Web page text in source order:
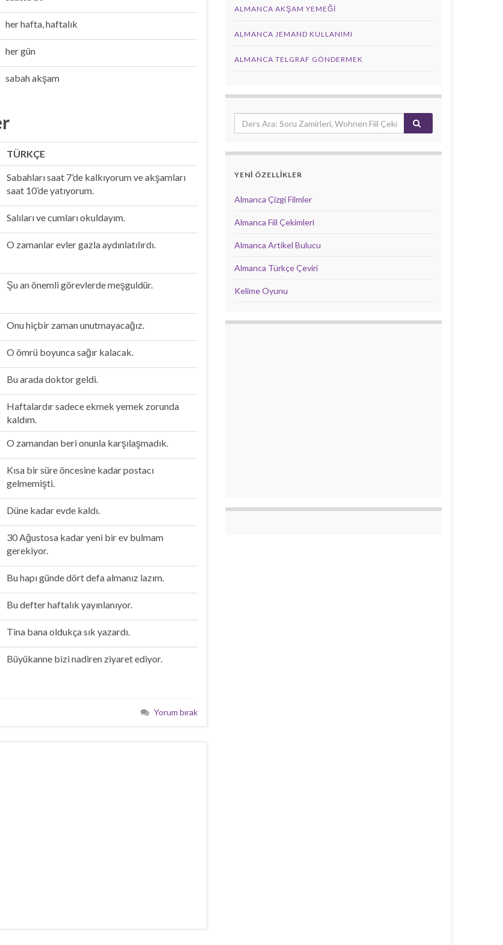
her hafta, haftalık
her gün
sabah akşam
TÜRKÇE
Sabahları saat 7’de kalkıyorum ve akşamları
saat 10’de yatıyorum.
Salıları ve cumları okuldayım.
O zamanlar evler gazla aydınlatılırdı.
Şu an önemli görevlerde meşguldür.
Onu hiçbir zaman unutmayacağız.
O ömrü boyunca sağır kalacak.
Bu arada doktor geldi.
Haftalardır sadece ekmek yemek zorunda
kaldım.
O zamandan beri onunla karşılaşmadık.
Kısa bir süre öncesine kadar postacı
gelmemişti.
Düne kadar evde kaldı.
30 Ağustosa kadar yeni bir ev bulmam
gerekiyor.
Bu hapı günde dört defa almanız lazım.
Bu defter haftalık yayınlanıyor.
Tina bana oldukça sık yazardı.
Büyükanne bizi nadiren ziyaret ediyor.
Yorum bırak
ALMANCA AKŞAM YEMEĞI
ALMANCA JEMAND KULLANIMI
ALMANCA TELGRAF GÖNDERMEK
YENİ ÖZELLİKLER
Almanca Çizgi Filmler
Almanca Fiil Çekimleri
Almanca Artikel Bulucu
Almanca Türkçe Çeviri
Kelime Oyunu